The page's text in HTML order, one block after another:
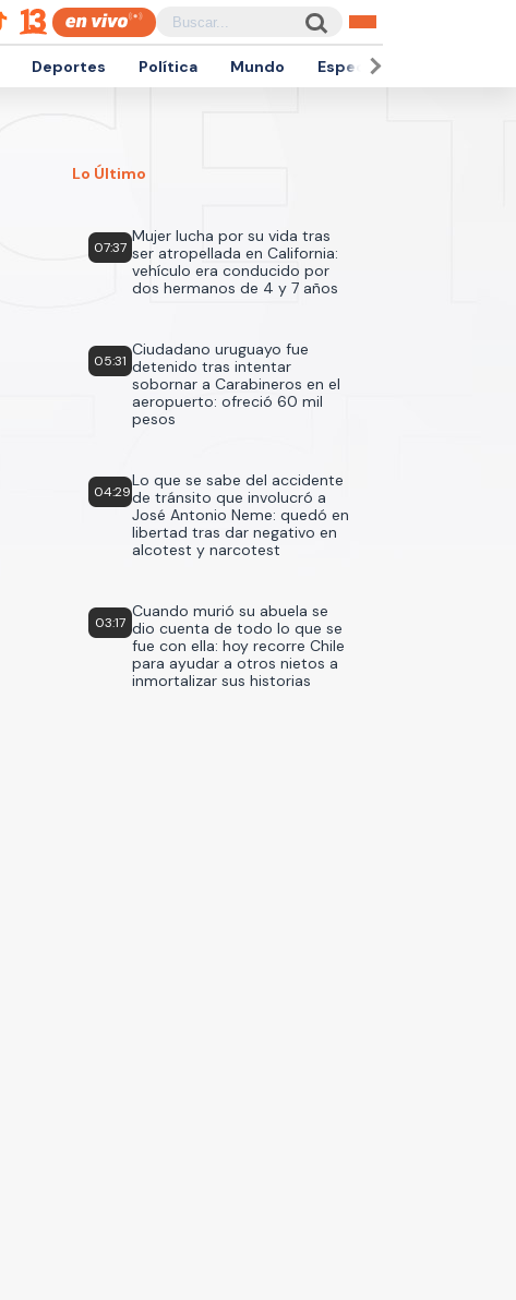
Deportes Política Mundo Espectáculos
Lo Último
07:37
Mujer lucha por su vida tras
ser atropellada en California:
vehículo era conducido por
dos hermanos de 4 y 7 años
05:31
Ciudadano uruguayo fue
detenido tras intentar
sobornar a Carabineros en el
aeropuerto: ofreció 60 mil
pesos
04:29
Lo que se sabe del accidente
de tránsito que involucró a
José Antonio Neme: quedó en
libertad tras dar negativo en
alcotest y narcotest
03:17
Cuando murió su abuela se
dio cuenta de todo lo que se
fue con ella: hoy recorre Chile
para ayudar a otros nietos a
inmortalizar sus historias